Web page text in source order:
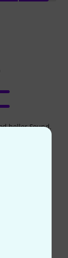
heller Sound.
bis zum
laute ff-